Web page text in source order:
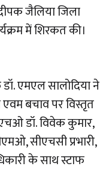
जैलिया जिला
में शिरकत की।
एमएल सालोदिया ने
बचाव पर विस्तृत
डॉ. विवेक कुमार,
सीएचसी प्रभारी,
के साथ स्टाफ